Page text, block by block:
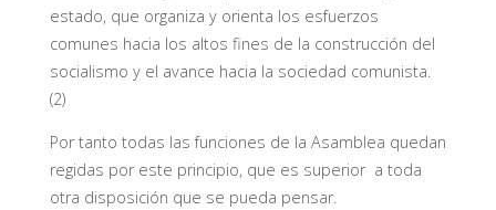
estado, que organiza y orienta los esfuerzos
comunes hacia los altos fines de la construcción del
socialismo y el avance hacia la sociedad comunista.
(2)
Por tanto todas las funciones de la Asamblea quedan
regidas por este principio, que es superior a toda
otra disposición que se pueda pensar.